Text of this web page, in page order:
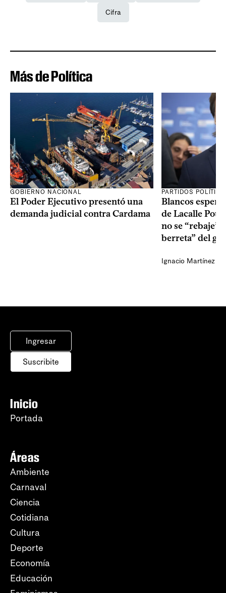
Cifra
Más de Política
GOBIERNO NACIONAL
El Poder Ejecutivo presentó una
demanda judicial contra Cardama
PARTIDOS
Blancos
de Lacalle Pou
no se “rebaje”
berreta” del
Ignacio Martínez
Ingresar
Suscribite
Inicio
Portada
Áreas
Ambiente
Carnaval
Ciencia
Cotidiana
Cultura
Deporte
Economía
Educación